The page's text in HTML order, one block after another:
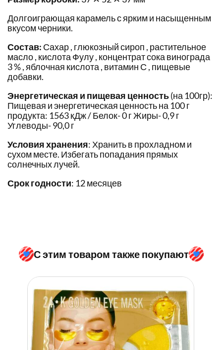
Долгоиграющая карамель с ярким и насыщенным
вкусом черники.
Состав: Сахар , глюкозный сироп , растительное
масло , кислота Фулу , концентрат сока винограда
3 % , яблочная кислота , витамин С , пищевые
добавки.
Энергетическая и пищевая ценность(на 100гр):
Пищевая и энергетическая ценность на 100 г
продукта: 1563 кДж / Белок- 0 г Жиры- 0,9 г
Углеводы- 90,0 г
Условия хранения: Хранить в прохладном и
сухом месте. Избегать попадания прямых
солнечных лучей.
Срок годности: 12 месяцев
С этим товаром также покупают